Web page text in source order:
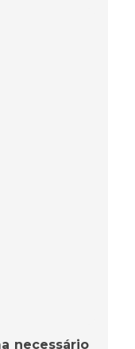
necessário